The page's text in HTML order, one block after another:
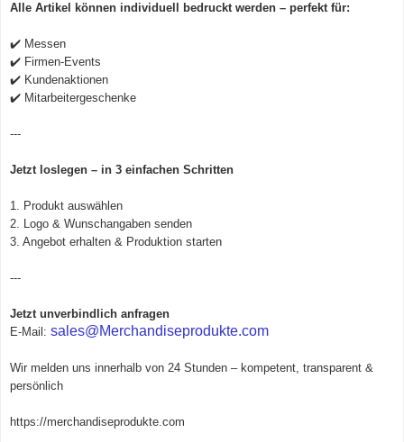
Alle Artikel können individuell bedruckt werden – perfekt für:
✔️ Messen
✔️ Firmen-Events
✔️ Kundenaktionen
✔️ Mitarbeitergeschenke
---
Jetzt loslegen – in 3 einfachen Schritten
1. Produkt auswählen
2. Logo & Wunschangaben senden
3. Angebot erhalten & Produktion starten
---
Jetzt unverbindlich anfragen
E-Mail: sales@Merchandiseprodukte.com
Wir melden uns innerhalb von 24 Stunden – kompetent, transparent &
persönlich
https://merchandiseprodukte.com